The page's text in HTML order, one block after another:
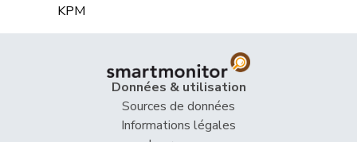
Données & utilisation
Sources de données
Informations légales